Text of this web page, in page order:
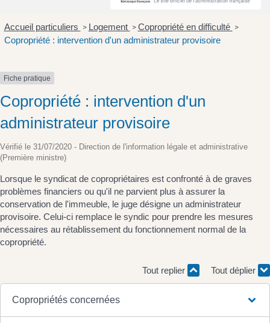
Accueil particuliers > Logement > Copropriété en difficulté >
Copropriété : intervention d'un administrateur provisoire
Fiche pratique
Copropriété : intervention d'un
administrateur provisoire
Vérifié le 31/07/2020 - Direction de l'information légale et administrative
(Première ministre)
Lorsque le syndicat de copropriétaires est confronté à de graves
problèmes financiers ou qu'il ne parvient plus à assurer la
conservation de l'immeuble, le juge désigne un administrateur
provisoire. Celui-ci remplace le syndic pour prendre les mesures
nécessaires au rétablissement du fonctionnement normal de la
copropriété.
Tout replier Tout déplier
Copropriétés concernées